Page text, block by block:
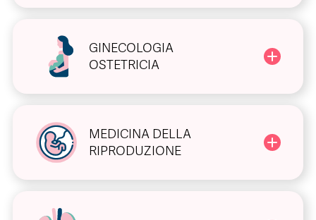
GINECOLOGIA
OSTETRICIA
MEDICINA DELLA
RIPRODUZIONE